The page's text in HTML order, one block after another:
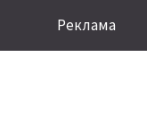
Реклама